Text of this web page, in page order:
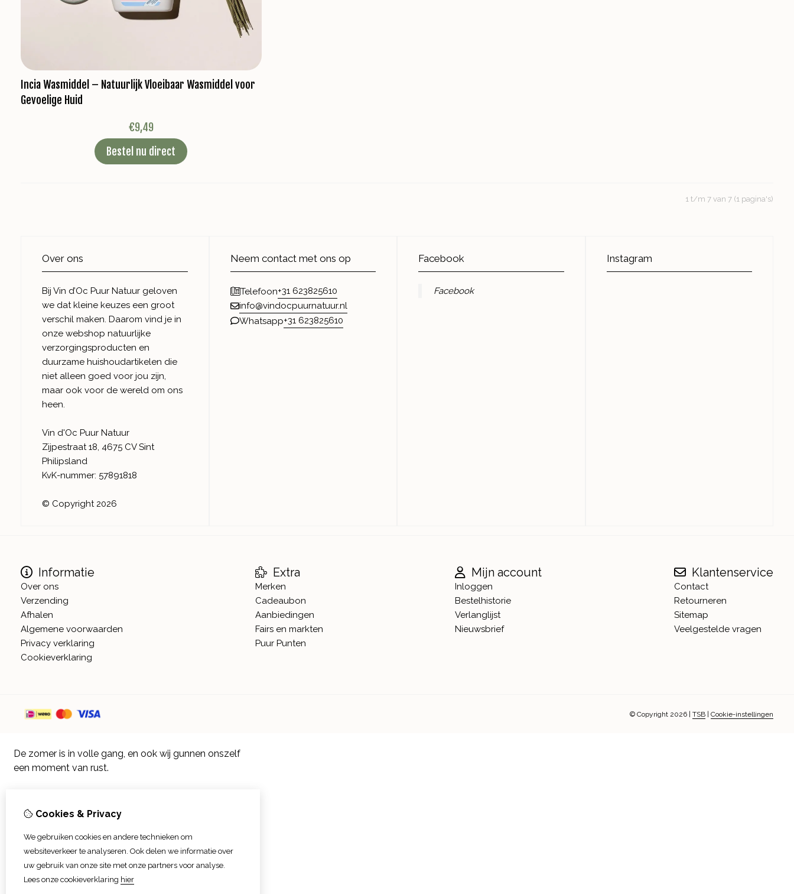
Incia Wasmiddel – Natuurlijk Vloeibaar Wasmiddel voor
Gevoelige Huid
€9,49
Bestel nu direct
1 t/m 7 van 7 (1 pagina's)
Over ons
Bij Vin d’Oc Puur Natuur geloven
we dat kleine keuzes een groot
verschil maken. Daarom vind je in
onze webshop natuurlijke
verzorgingsproducten en
duurzame huishoudartikelen die
niet alleen goed voor jou zijn,
maar ook voor de wereld om ons
heen.
Vin d'Oc Puur Natuur
Zijpestraat 18, 4675 CV Sint
Philipsland
KvK-nummer: 57891818
© Copyright 2026
Neem contact met ons op
Telefoon+31 623825610
info@vindocpuurnatuur.nl
Whatsapp+31 623825610
Facebook
Facebook
Instagram
Informatie
Over ons
Verzending
Afhalen
Algemene voorwaarden
Privacy verklaring
Cookieverklaring
Extra
Merken
Cadeaubon
Aanbiedingen
Fairs en markten
Puur Punten
Mijn account
Inloggen
Bestelhistorie
Verlanglijst
Nieuwsbrief
Klantenservice
Contact
Retourneren
Sitemap
Veelgestelde vragen
© Copyright 2026 | TSB | Cookie-instellingen
Cookies & Privacy
We gebruiken cookies en andere technieken om
websiteverkeer te analyseren. Ook delen we informatie over
uw gebruik van onze site met onze partners voor analyse.
Lees onze cookieverklaring hier
De zomer is in volle gang, en ook wij gunnen onszelf
een moment van rust.
verstuurd, met dezelfde zorg voor natuurlijke
producten waar je op mag rekenen. Ook afhalen (op
afspraak) in Sint Philipsland is dan weer mogelijk.
Vanaf 17 augustus zijn alle afhaalpunten (Tholen en
Scherpenisse) weer geopend.